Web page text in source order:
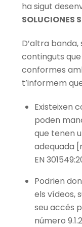
ha sigut
SOLUCIONES
D’altra
continguts
conformes
t’informem
Existeixen
poden
que tenen
adequada
EN
Podrien
els vídeos,
seu accés
número